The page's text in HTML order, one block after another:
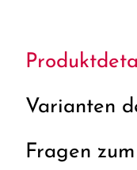
Varianten
Fragen